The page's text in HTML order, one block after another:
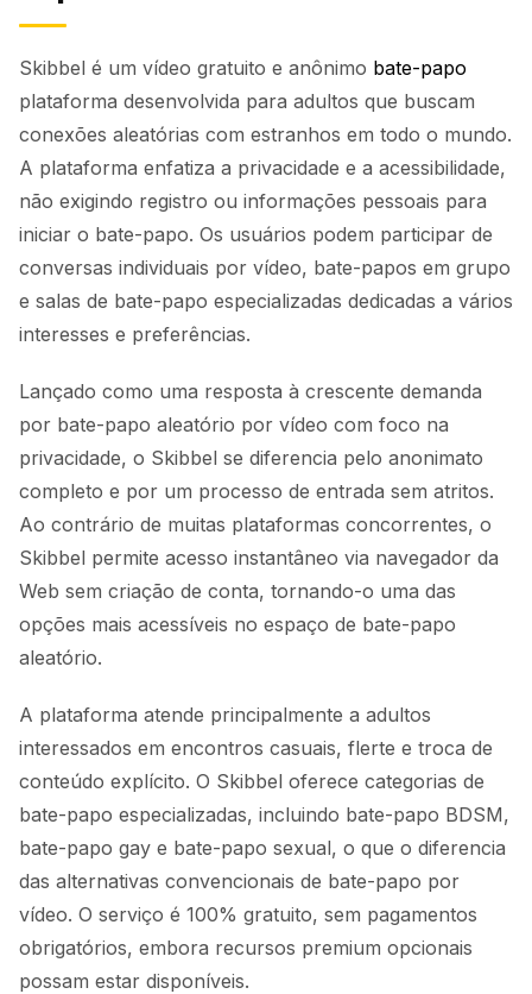
Skibbel é um vídeo gratuito e anônimo bate-papo
plataforma desenvolvida para adultos que buscam
conexões aleatórias com estranhos em todo o mundo.
A plataforma enfatiza a privacidade e a acessibilidade,
não exigindo registro ou informações pessoais para
iniciar o bate-papo. Os usuários podem participar de
conversas individuais por vídeo, bate-papos em grupo
e salas de bate-papo especializadas dedicadas a vários
interesses e preferências.
Lançado como uma resposta à crescente demanda
por bate-papo aleatório por vídeo com foco na
privacidade, o Skibbel se diferencia pelo anonimato
completo e por um processo de entrada sem atritos.
Ao contrário de muitas plataformas concorrentes, o
Skibbel permite acesso instantâneo via navegador da
Web sem criação de conta, tornando-o uma das
opções mais acessíveis no espaço de bate-papo
aleatório.
A plataforma atende principalmente a adultos
interessados em encontros casuais, flerte e troca de
conteúdo explícito. O Skibbel oferece categorias de
bate-papo especializadas, incluindo bate-papo BDSM,
bate-papo gay e bate-papo sexual, o que o diferencia
das alternativas convencionais de bate-papo por
vídeo. O serviço é 100% gratuito, sem pagamentos
obrigatórios, embora recursos premium opcionais
possam estar disponíveis.